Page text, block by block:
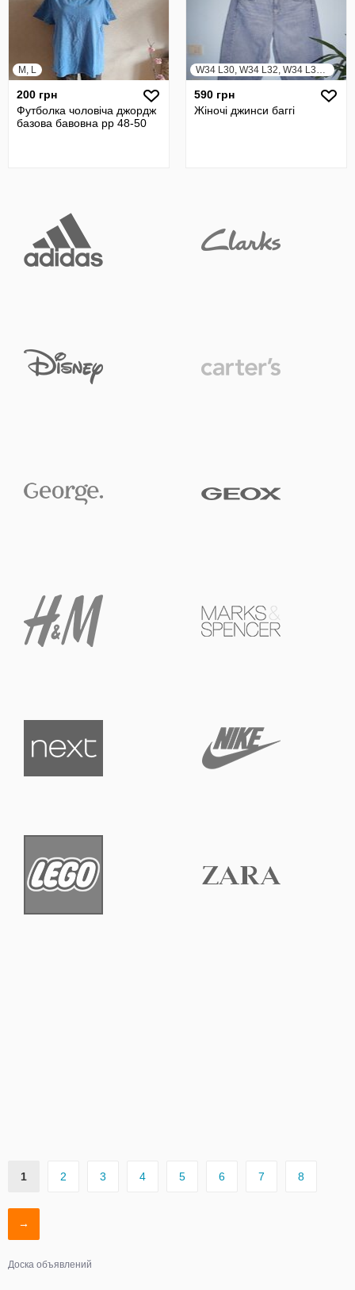
M, L
200 грн
Футболка чоловіча джордж
базова бавовна рр 48-50
W34 L30, W34 L32, W34 L34, W35 L30, W35 L32, W36 L30, W36 L32, W36 L34, W37 L30, W37 L32, W37 L34, W38 L30, W38 L32, W38 L34, W39 L30, W39 L32, W39 L34
590 грн
Жіночі джинси баггі
1 2 3 4 5 6 7 8
→
Доска объявлений